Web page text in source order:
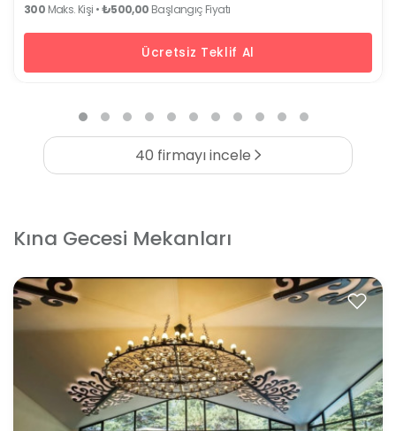
300 Maks. Kişi •₺500,00 Başlangıç Fiyatı
Ücretsiz Teklif Al
40 firmayı incele
Kına Gecesi Mekanları